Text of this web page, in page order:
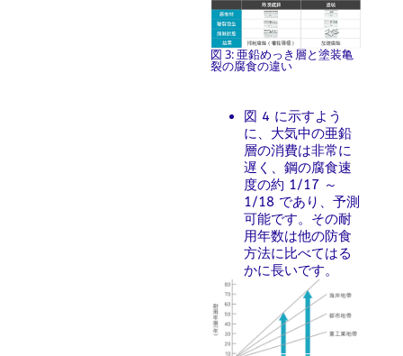
図 3: 亜鉛めっき層と塗装亀
裂の腐食の違い
図 4 に示すよう
に、大気中の亜鉛
層の消費は非常に
遅く、鋼の腐食速
度の約 1/17 ～
1/18 であり、予測
可能です。その耐
用年数は他の防食
方法に比べてはる
かに長いです。